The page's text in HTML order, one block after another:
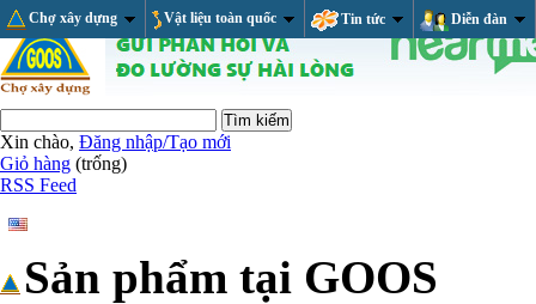
Chợ xây dựng Vật liệu toàn quốc Tin tức Diễn đàn
Xin chào, Đăng nhập/Tạo mới
Giỏ hàng (trống)
RSS Feed
Sản phẩm tại GOOS